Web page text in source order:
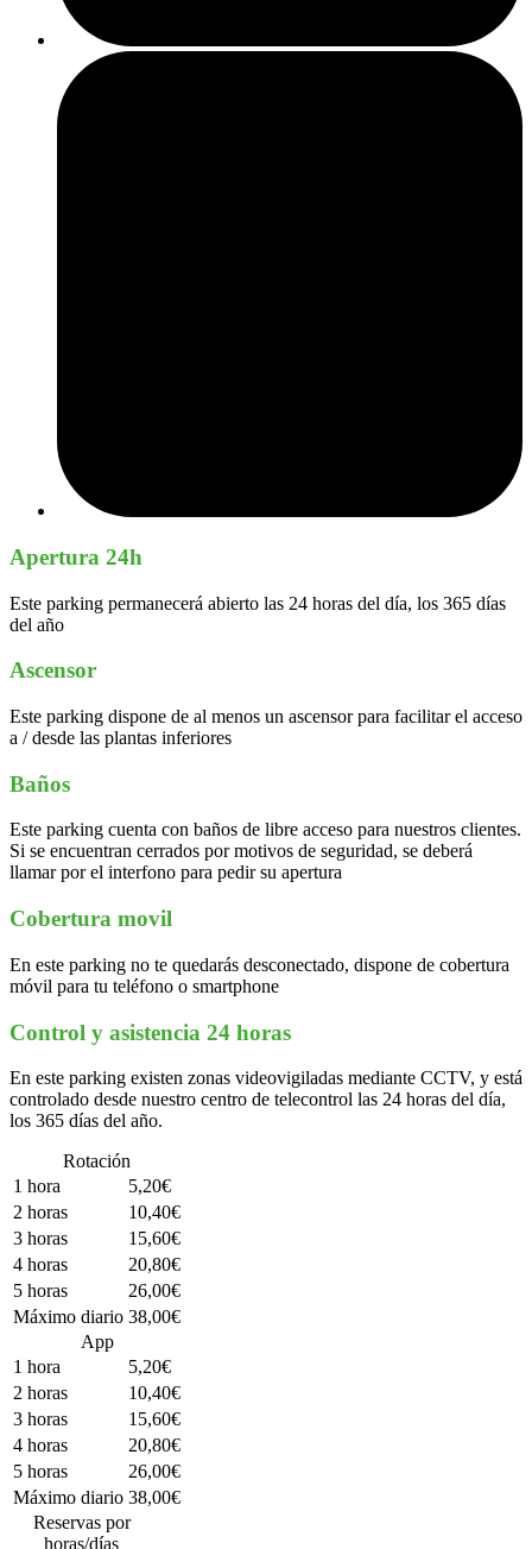
Apertura 24h
Este parking permanecerá abierto las 24 horas del día, los 365 días
del año
Ascensor
Este parking dispone de al menos un ascensor para facilitar el acceso
a / desde las plantas inferiores
Baños
Este parking cuenta con baños de libre acceso para nuestros clientes.
Si se encuentran cerrados por motivos de seguridad, se deberá
llamar por el interfono para pedir su apertura
Cobertura movil
En este parking no te quedarás desconectado, dispone de cobertura
móvil para tu teléfono o smartphone
Control y asistencia 24 horas
En este parking existen zonas videovigiladas mediante CCTV, y está
controlado desde nuestro centro de telecontrol las 24 horas del día,
los 365 días del año.
Rotación
1 hora
5,20€
2 horas
10,40€
3 horas
15,60€
4 horas
20,80€
5 horas
26,00€
Máximo diario 38,00€
App
1 hora
5,20€
2 horas
10,40€
3 horas
15,60€
4 horas
20,80€
5 horas
26,00€
Máximo diario 38,00€
Reservas por
horas/días